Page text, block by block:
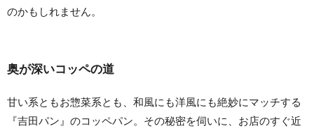
のかもしれません。
奥が深いコッペの道
甘い系ともお惣菜系とも、和風にも洋風にも絶妙にマッチする
『吉田パン』のコッペパン。その秘密を伺いに、お店のすぐ近